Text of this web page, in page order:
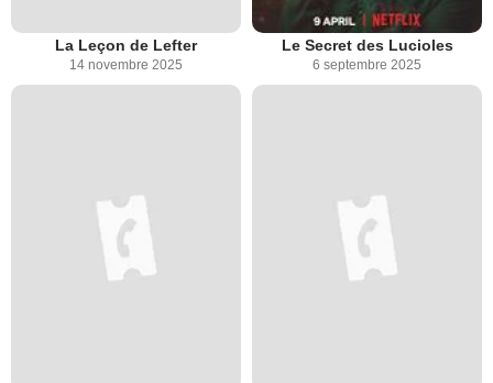
La Leçon de Lefter
14 novembre 2025
Le Secret des Lucioles
6 septembre 2025